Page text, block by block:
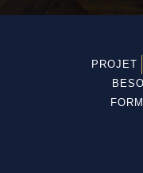
PROJET